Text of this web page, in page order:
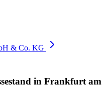
& Co. KG
in Frankfurt am